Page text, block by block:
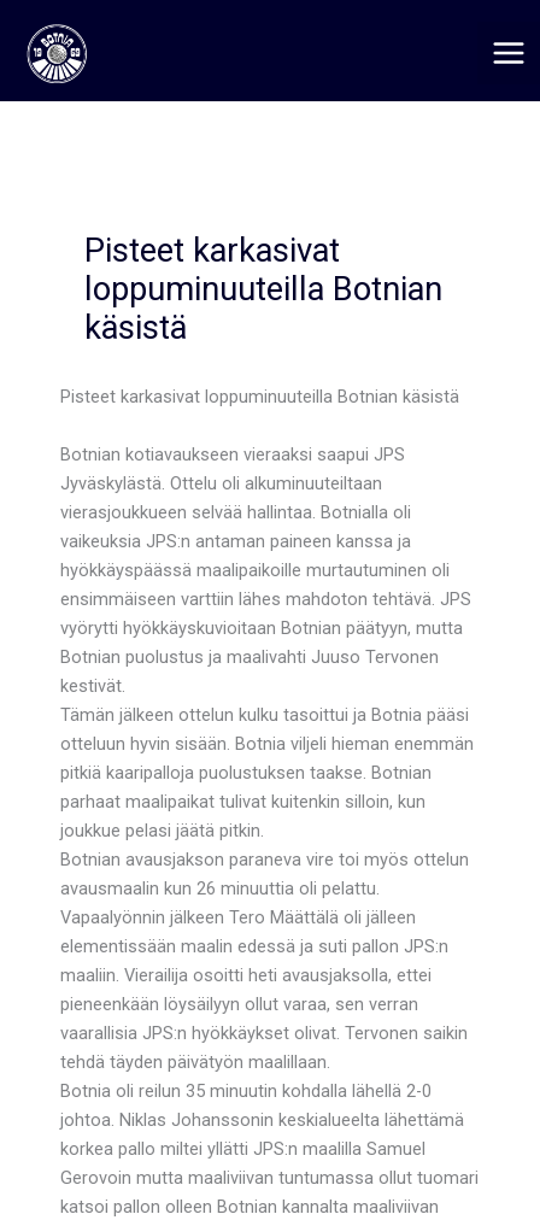
sisältöön
Pisteet karkasivat
loppuminuuteilla Botnian
käsistä
Pisteet karkasivat loppuminuuteilla Botnian käsistä
Botnian kotiavaukseen vieraaksi saapui JPS
Jyväskylästä. Ottelu oli alkuminuuteiltaan
vierasjoukkueen selvää hallintaa. Botnialla oli
vaikeuksia JPS:n antaman paineen kanssa ja
hyökkäyspäässä maalipaikoille murtautuminen oli
ensimmäiseen varttiin lähes mahdoton tehtävä. JPS
vyörytti hyökkäyskuvioitaan Botnian päätyyn, mutta
Botnian puolustus ja maalivahti Juuso Tervonen
kestivät.
Tämän jälkeen ottelun kulku tasoittui ja Botnia pääsi
otteluun hyvin sisään. Botnia viljeli hieman enemmän
pitkiä kaaripalloja puolustuksen taakse. Botnian
parhaat maalipaikat tulivat kuitenkin silloin, kun
joukkue pelasi jäätä pitkin.
Botnian avausjakson paraneva vire toi myös ottelun
avausmaalin kun 26 minuuttia oli pelattu.
Vapaalyönnin jälkeen Tero Määttälä oli jälleen
elementissään maalin edessä ja suti pallon JPS:n
maaliin. Vierailija osoitti heti avausjaksolla, ettei
pieneenkään löysäilyyn ollut varaa, sen verran
vaarallisia JPS:n hyökkäykset olivat. Tervonen saikin
tehdä täyden päivätyön maalillaan.
Botnia oli reilun 35 minuutin kohdalla lähellä 2-0
johtoa. Niklas Johanssonin keskialueelta lähettämä
korkea pallo miltei yllätti JPS:n maalilla Samuel
Gerovoin mutta maaliviivan tuntumassa ollut tuomari
katsoi pallon olleen Botnian kannalta maaliviivan